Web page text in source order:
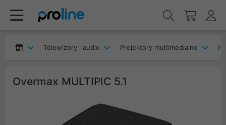
Telewizory i audio Projektory multimedialne
Overmax MULTIPIC 5.1